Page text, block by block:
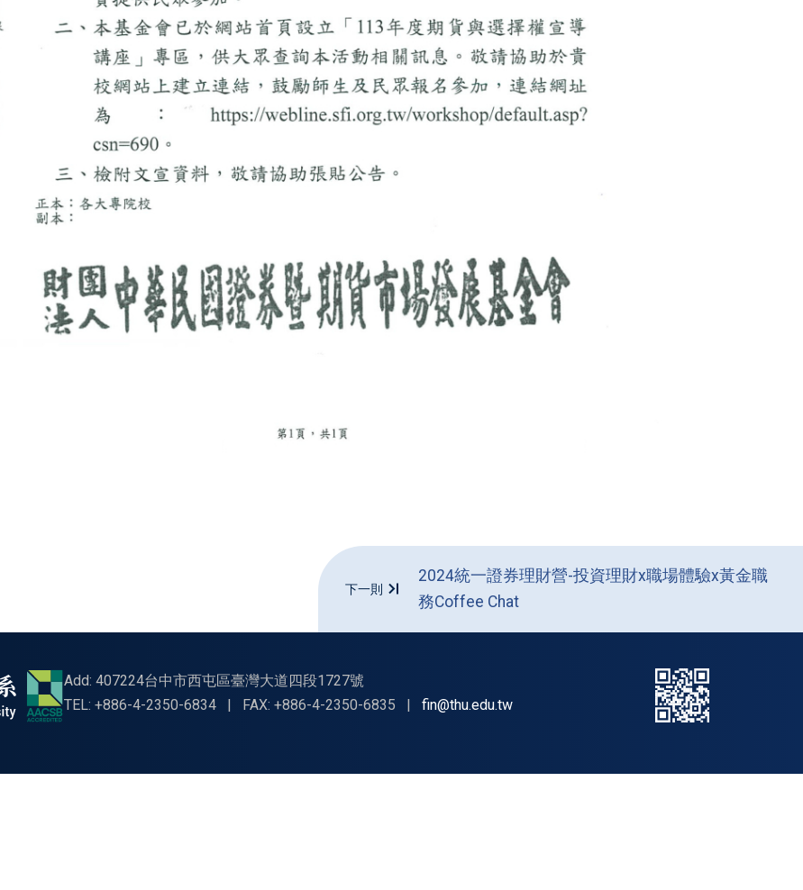
下一則
2024統一證券理財營-投資理財x職場體驗x黃金職
務Coffee Chat
Add: 407224台中市西屯區臺灣大道四段1727號
TEL: +886-4-2350-6834
FAX: +886-4-2350-6835 fin@thu.edu.tw